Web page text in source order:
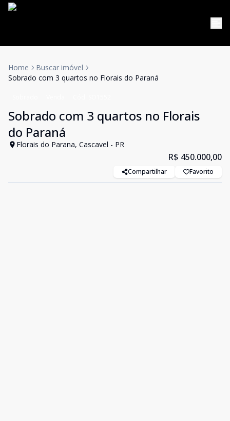
Home
Buscar imóvel
Sobrado com 3 quartos no Florais do Paraná
Sobrado com 3 quartos no Florais
do Paraná
Florais do Parana, Cascavel - PR
R$ 450.000,00
Compartilhar Favorito